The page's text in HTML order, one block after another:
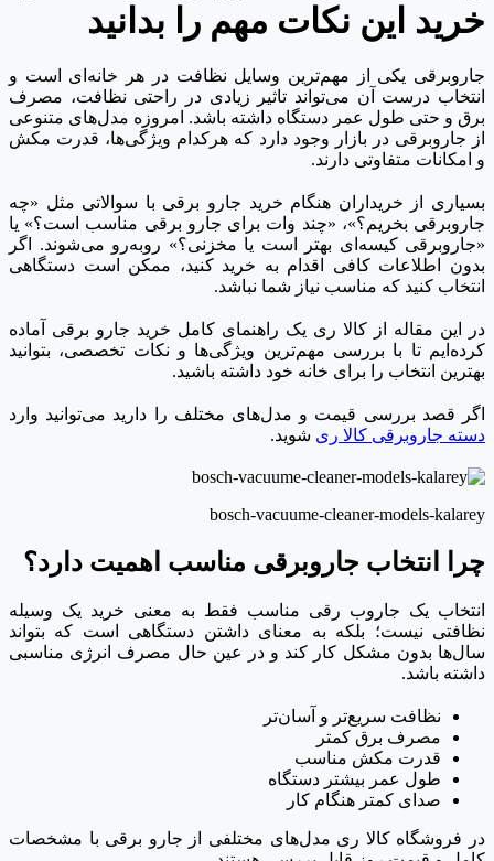
خرید این نکات مهم را بدانید
جاروبرقی یکی از مهم‌ترین وسایل نظافت در هر خانه‌ای است و
انتخاب درست آن می‌تواند تاثیر زیادی در راحتی نظافت، مصرف
برق و حتی طول عمر دستگاه داشته باشد. امروزه مدل‌های متنوعی
از جاروبرقی در بازار وجود دارد که هرکدام ویژگی‌ها، قدرت مکش
و امکانات متفاوتی دارند.
بسیاری از خریداران هنگام خرید جارو برقی با سوالاتی مثل «چه
جاروبرقی بخریم؟»، «چند وات برای جارو برقی مناسب است؟» یا
«جاروبرقی کیسه‌ای بهتر است یا مخزنی؟» روبه‌رو می‌شوند. اگر
بدون اطلاعات کافی اقدام به خرید کنید، ممکن است دستگاهی
انتخاب کنید که مناسب نیاز شما نباشد.
در این مقاله از کالا ری یک راهنمای کامل خرید جارو برقی آماده
کرده‌ایم تا با بررسی مهم‌ترین ویژگی‌ها و نکات تخصصی، بتوانید
بهترین انتخاب را برای خانه خود داشته باشید.
اگر قصد بررسی قیمت و مدل‌های مختلف را دارید می‌توانید وارد
دسته جاروبرقی کالا ری شوید.
bosch-vacuume-cleaner-models-kalarey
چرا انتخاب جاروبرقی مناسب اهمیت دارد؟
انتخاب یک جاروب رقی مناسب فقط به معنی خرید یک وسیله
نظافتی نیست؛ بلکه به معنای داشتن دستگاهی است که بتواند
سال‌ها بدون مشکل کار کند و در عین حال مصرف انرژی مناسبی
داشته باشد.
نظافت سریع‌تر و آسان‌تر
مصرف برق کمتر
قدرت مکش مناسب
طول عمر بیشتر دستگاه
صدای کمتر هنگام کار
در فروشگاه کالا ری مدل‌های مختلفی از جارو برقی با مشخصات